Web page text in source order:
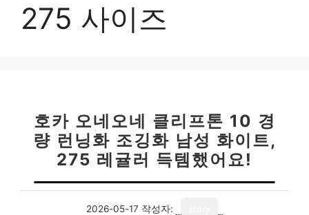
275 사이즈
호카 오네오네 클리프톤 10 경
량 런닝화 조깅화 남성 화이트,
275 레귤러 득템했어요!
2026-05-17 작성자: